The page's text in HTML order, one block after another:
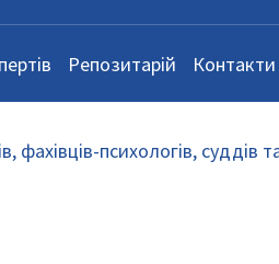
Репозитарій Контакти